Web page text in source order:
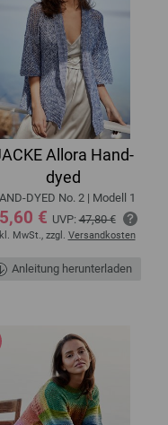
Allora Hand-
dyed
DYED No. 2 | Modell 1
€ UVP:47,80 €
MwSt., zzgl. Versandkosten
Anleitung herunterladen